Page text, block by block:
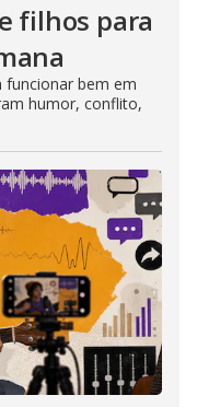
filhos para
funcionar bem em
humor, conflito,